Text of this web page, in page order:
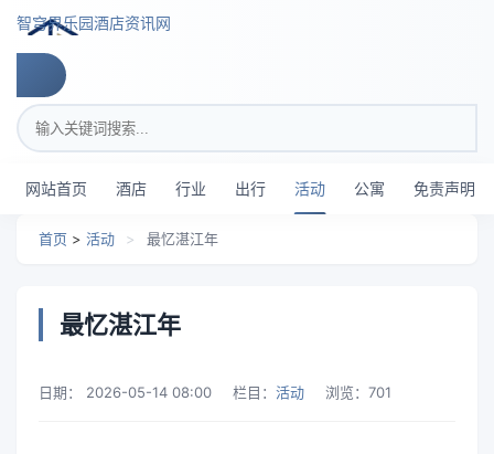
智穹界乐园酒店资讯网
搜索关键词
网站首页 酒店 行业 出行 活动 公寓 免责声明
首页 > 活动 > 最忆湛江年
最忆湛江年
日期： 2026-05-14 08:00 栏目： 活动 浏览： 701